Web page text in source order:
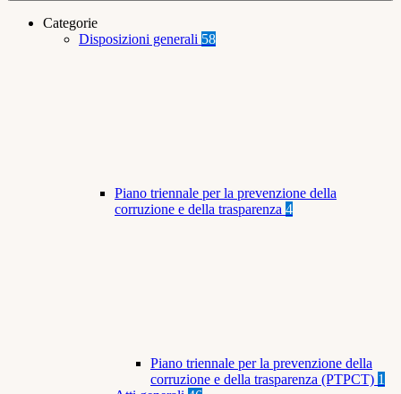
Categorie
Disposizioni generali 58
Piano triennale per la prevenzione della
corruzione e della trasparenza 4
Piano triennale per la prevenzione della
corruzione e della trasparenza (PTPCT) 1